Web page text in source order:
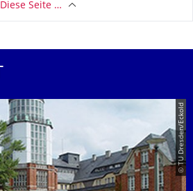
Diese Seite …
© TU Dresden/Eckold